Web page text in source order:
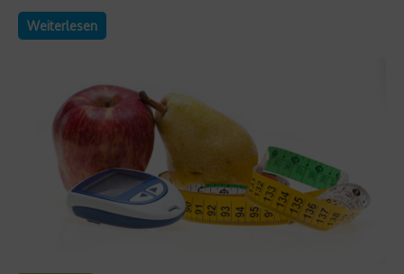
Weiterlesen